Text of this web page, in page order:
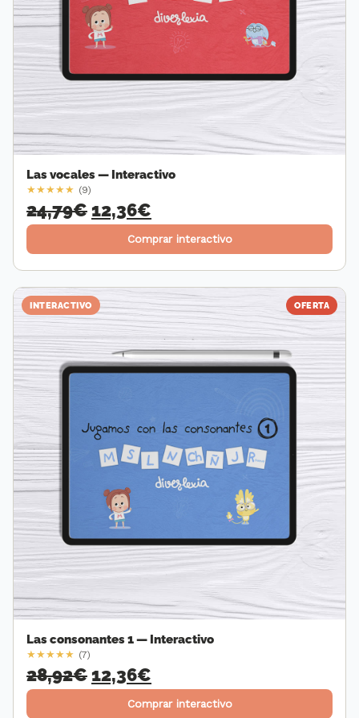
Las vocales — Interactivo
★★★★★ (9)
24,79€ El
precio
original
era:
24,79€.
12,36€
precio
actual
es:
12,36€.
Comprar interactivo
INTERACTIVO OFERTA
Las consonantes 1 — Interactivo
★★★★★ (7)
28,92€ El
precio
12,36€
precio
Comprar interactivo